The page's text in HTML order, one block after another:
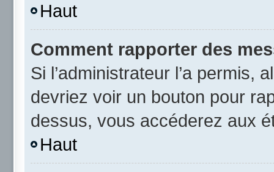
Haut
Comment rapporter des
Si l’administrateur l’a permis,
devriez voir un bouton pour
dessus, vous accéderez aux
Haut